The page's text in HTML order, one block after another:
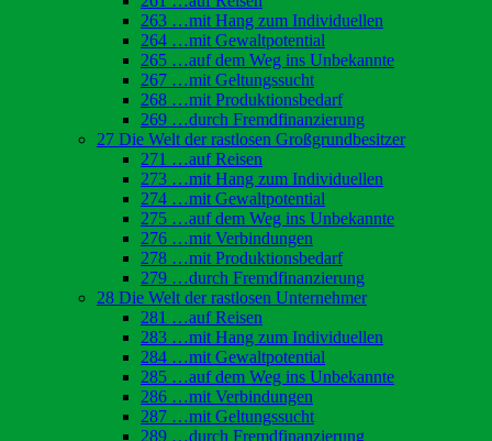
263 …mit Hang zum Individuellen
264 …mit Gewaltpotential
265 …auf dem Weg ins Unbekannte
267 …mit Geltungssucht
268 …mit Produktionsbedarf
269 …durch Fremdfinanzierung
27 Die Welt der rastlosen Großgrundbesitzer
271 …auf Reisen
273 …mit Hang zum Individuellen
274 …mit Gewaltpotential
275 …auf dem Weg ins Unbekannte
276 …mit Verbindungen
278 …mit Produktionsbedarf
279 …durch Fremdfinanzierung
28 Die Welt der rastlosen Unternehmer
281 …auf Reisen
283 …mit Hang zum Individuellen
284 …mit Gewaltpotential
285 …auf dem Weg ins Unbekannte
286 …mit Verbindungen
287 …mit Geltungssucht
289 …durch Fremdfinanzierung